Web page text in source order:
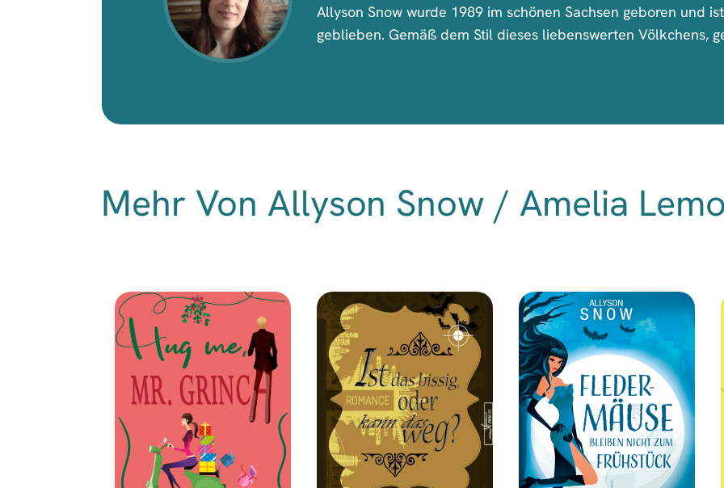
Allyson Snow wurde 1989 im schönen Sachsen geboren und
geblieben. Gemäß dem Stil dieses liebenswerten Völkchens,
Mehr Von Allyson Snow / Amelia